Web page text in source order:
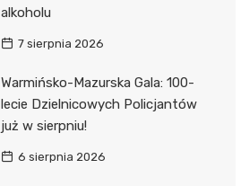
alkoholu
7 sierpnia 2026
Warmińsko-Mazurska Gala: 100-
lecie Dzielnicowych Policjantów
już w sierpniu!
6 sierpnia 2026